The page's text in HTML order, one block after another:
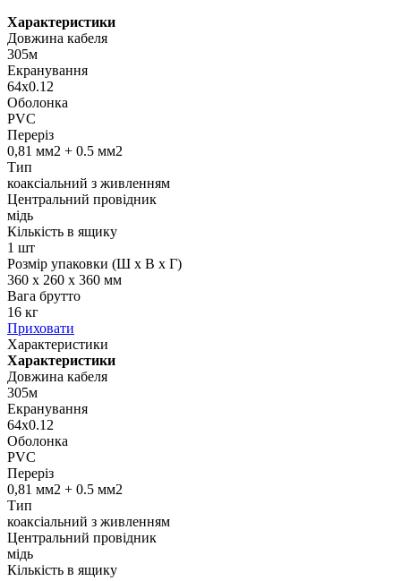
Характеристики
Довжина кабеля
305м
Екранування
64х0.12
Оболонка
PVC
Переріз
0,81 мм2 + 0.5 мм2
Тип
коаксіальний з живленням
Центральний провідник
мідь
Кількість в ящику
1 шт
Розмір упаковки (Ш х В х Г)
360 x 260 x 360 мм
Вага брутто
16 кг
Приховати
Характеристики
Характеристики
Довжина кабеля
305м
Екранування
64х0.12
Оболонка
PVC
Переріз
0,81 мм2 + 0.5 мм2
Тип
коаксіальний з живленням
Центральний провідник
мідь
Кількість в ящику